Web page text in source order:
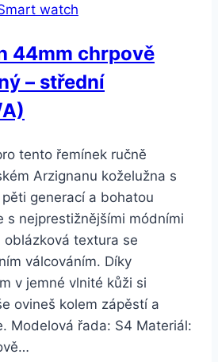
watch
44mm chrpově
– střední
tento řemínek ručně
Arzignanu koželužna s
generací a bohatou
s nejprestižnějšími módními
oblázková textura se
válcováním. Díky
v jemné vlnité kůži si
ovineš kolem zápěstí a
Modelová řada: S4 Materiál: